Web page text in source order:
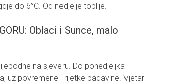
do 6°C. Od nedjelje toplije.
Oblaci i Sunce, malo
na sjeveru. Do ponedjeljka
uz povremene i rijetke padavine. Vjetar